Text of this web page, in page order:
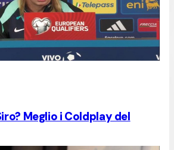
Meglio i Coldplay del